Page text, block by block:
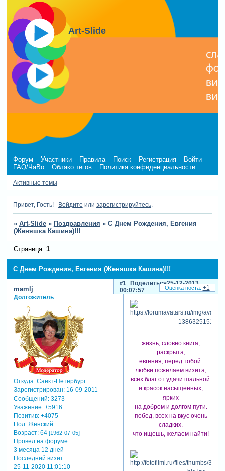
Art-Slide
Форум Участники Правила Поиск Регистрация
Войти
FAQ/ЧаВо
Облако тегов Политика конфиденциальности
Активные темы
Привет, Гость! Войдите или зарегистрируйтесь.
» Art-Slide » Поздравления » С Днем Рождения, Евгения
(Женяшка Кашина)!!!
С Днем Рождения, Евгения (Женяшка Кашина)!!!
Страница: 1
Поделиться
1
25-12-2013
00:07:57
mamlj
Долгожитель
Откуда:Санкт-Петербург
Зарегистрирован: 16-09-2011
Сообщений:3273
Уважение: +5916
Позитив: +4075
Пол:Женский
Возраст:64 [1962-07-05]
Провел на форуме:
3 месяца 12 дней
Последний визит:
25-11-2020 11:01:10
жизнь, словно книга,
раскрыта,
евгения, перед тобой.
любви пожелаем визита,
всех благ от удачи шальной.
и красок насыщенных,
ярких
на добром и долгом пути.
побед, всех на вкус очень
сладких.
что ищешь, желаем найти!
+1